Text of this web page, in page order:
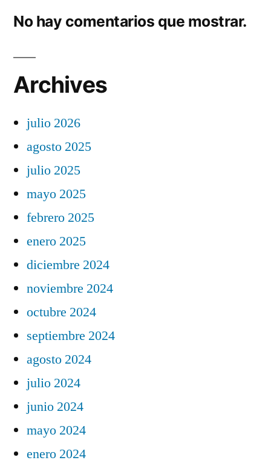
No hay comentarios que mostrar.
Archives
julio 2026
agosto 2025
julio 2025
mayo 2025
febrero 2025
enero 2025
diciembre 2024
noviembre 2024
octubre 2024
septiembre 2024
agosto 2024
julio 2024
junio 2024
mayo 2024
enero 2024